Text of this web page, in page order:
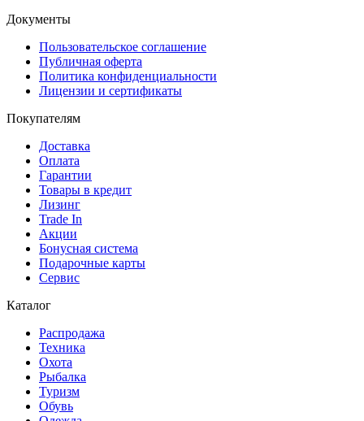
Документы
Пользовательское соглашение
Публичная оферта
Политика конфиденциальности
Лицензии и сертификаты
Покупателям
Доставка
Оплата
Гарантии
Товары в кредит
Лизинг
Trade In
Акции
Бонусная система
Подарочные карты
Сервис
Каталог
Распродажа
Техника
Охота
Рыбалка
Туризм
Обувь